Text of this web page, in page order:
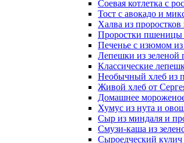
Соевая котлетка с
Тост с авокадо и
Халва из
Проростки пшеницы
Печенье с изюмом
Лепешки из зеленой
Классические
Необычный хлеб из
Живой хлеб от
Домашнее
Хумус из нута и
Сыр из миндаля и
Смузи-каша из
Сыроедческий